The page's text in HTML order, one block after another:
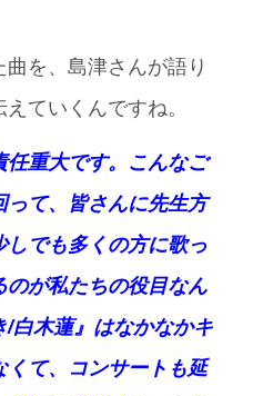
を、島津さんが語り
ていくんですね。
任重大です。こんなご
って、皆さんに先生方
でも多くの方に歌っ
のが私たちの役目なん
/白木蓮』はなかなかキ
くて、コンサートも延